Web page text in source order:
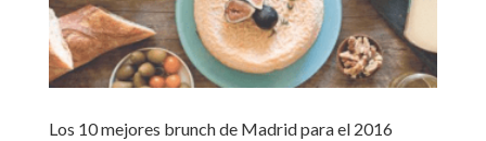
Los 10 mejores brunch de Madrid para el 2016